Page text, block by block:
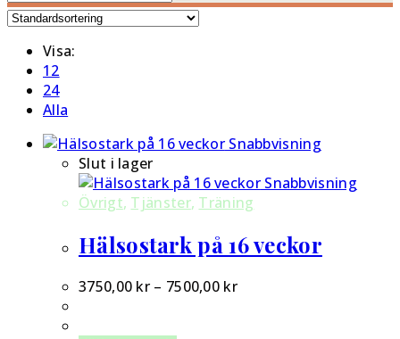
Visa:
12
24
Alla
Snabbvisning
Slut i lager
Snabbvisning
Övrigt, Tjänster, Träning
Hälsostark på 16 veckor
3750,00 kr – 7500,00 kr